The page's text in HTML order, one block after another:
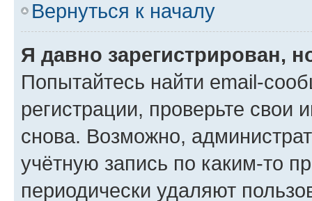
Вернуться к началу
Я давно зарегистрирован,
Попытайтесь найти email-
регистрации, проверьте свои
снова. Возможно,
учётную запись по каким-то
периодически удаляют